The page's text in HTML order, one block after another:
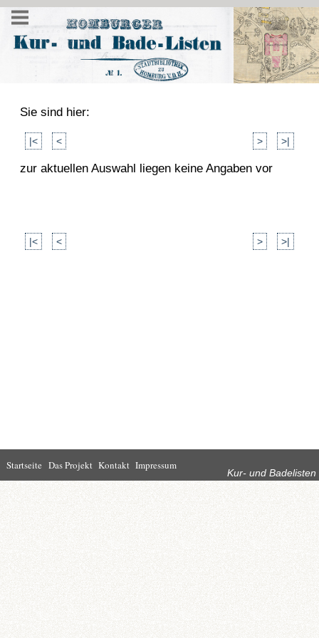
Sie sind hier:
|< < > >|
zur aktuellen Auswahl liegen keine Angaben vor
|< < > >|
Startseite
Leben in Bad
Homburg
Rathaus
Kultur Wirtschaft
Kur und
Tourismus
Kur- und Badelisten
Startseite Das Projekt Kontakt Impressum